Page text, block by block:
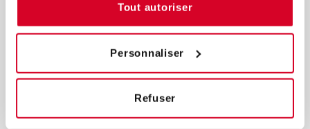
Tout autoriser
Personnaliser
Refuser